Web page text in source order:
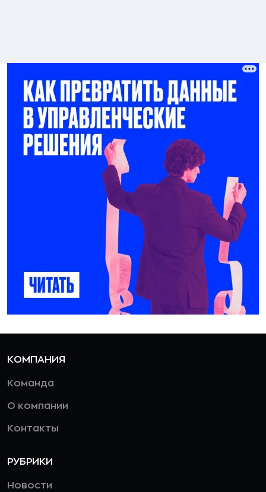
КОМПАНИЯ
Команда
О компании
Контакты
РУБРИКИ
Новости